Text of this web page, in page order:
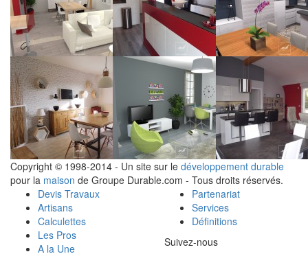
Copyright © 1998-2014 - Un site sur le développement durable
pour la maison de Groupe Durable.com - Tous droits réservés.
Devis Travaux
Artisans
Calculettes
Les Pros
A la Une
Partenariat
Services
Définitions
Suivez-nous